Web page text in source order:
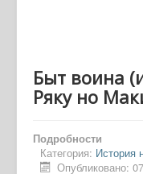
Быт воина
Ряку но
Подробности
Категория: История
Опубликовано: